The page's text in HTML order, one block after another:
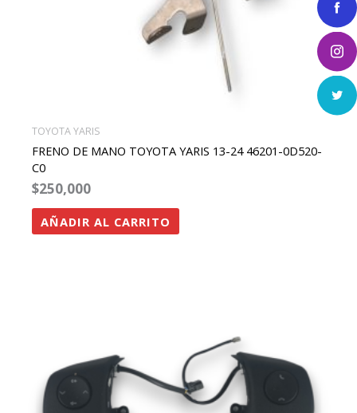
TOYOTA YARIS
FRENO DE MANO TOYOTA YARIS 13-24 46201-0D520-
C0
$250,000
AÑADIR AL CARRITO